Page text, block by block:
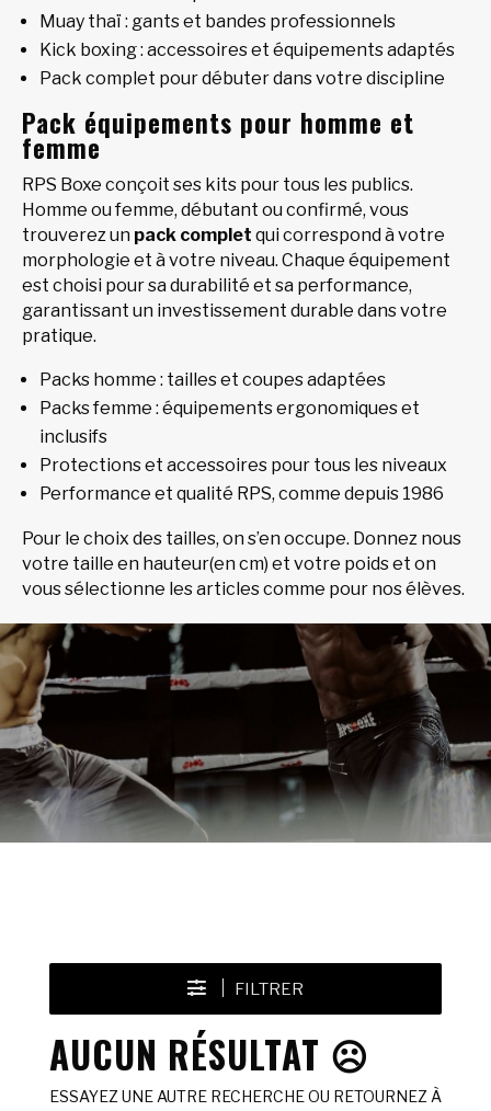
Muay thaï : gants et bandes professionnels
Kick boxing : accessoires et équipements adaptés
Pack complet pour débuter dans votre discipline
Pack équipements pour homme et
femme
RPS Boxe conçoit ses kits pour tous les publics.
Homme ou femme, débutant ou confirmé, vous
trouverez un pack complet qui correspond à votre
morphologie et à votre niveau. Chaque équipement
est choisi pour sa durabilité et sa performance,
garantissant un investissement durable dans votre
pratique.
Packs homme : tailles et coupes adaptées
Packs femme : équipements ergonomiques et
inclusifs
Protections et accessoires pour tous les niveaux
Performance et qualité RPS, comme depuis 1986
Pour le choix des tailles, on s’en occupe. Donnez nous
votre taille en hauteur(en cm) et votre poids et on
vous sélectionne les articles comme pour nos élèves.
FILTRER
AUCUN RÉSULTAT ☹️
ESSAYEZ UNE AUTRE RECHERCHE OU RETOURNEZ À